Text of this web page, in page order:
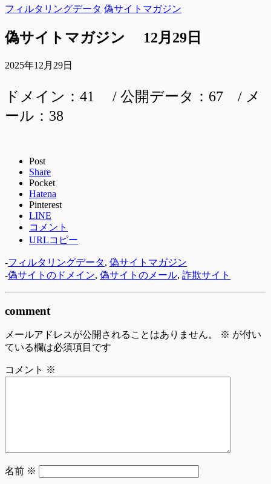
フィルタリングデータ 偽サイトマガジン
偽サイトマガジン 12月29日
2025年12月29日
ドメイン：41 / 公開データ：67 / メ
ール：38
Post
Share
Pocket
Hatena
Pinterest
LINE
コメント
URLコピー
-フィルタリングデータ, 偽サイトマガジン
-偽サイトのドメイン, 偽サイトのメール, 詐欺サイト
comment
メールアドレスが公開されることはありません。 ※ が付い
ている欄は必須項目です
コメント ※
名前 ※